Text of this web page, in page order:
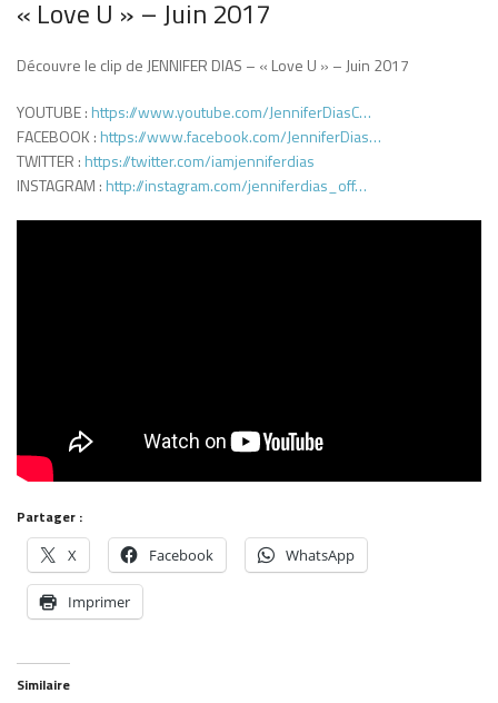
« Love U » – Juin 2017
Découvre le clip de JENNIFER DIAS – « Love U » – Juin 2017
YOUTUBE : https://www.youtube.com/JenniferDiasC…
FACEBOOK : https://www.facebook.com/JenniferDias…
TWITTER : https://twitter.com/iamjenniferdias
INSTAGRAM : http://instagram.com/jenniferdias_off…
Partager :
X Facebook WhatsApp
Imprimer
Similaire